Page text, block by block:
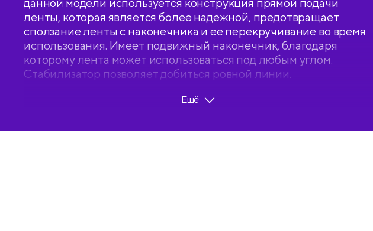
данной модели используется конструкция прямой подачи
ленты, которая является более надежной, предотвращает
сползание ленты с наконечника и ее перекручивание во время
использования. Имеет подвижный наконечник, благодаря
которому лента может использоваться под любым углом.
Стабилизатор позволяет добиться ровной линии.
тем самым защищая его. Корпус выполнен в трех цветах
покрыта защитной пленкой для безопасной транспортировки.
Ещё